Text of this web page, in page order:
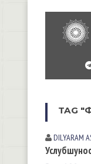
TAG
DILYARAM